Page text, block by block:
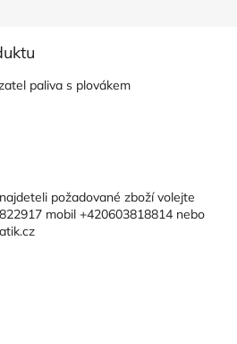
paliva s plovákem
požadované zboží volejte
mobil +420603818814 nebo